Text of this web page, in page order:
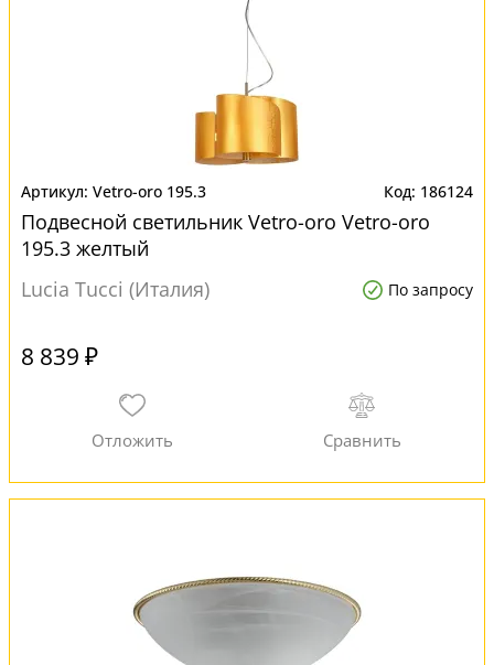
Vetro-oro 195.3 186124
Подвесной светильник Vetro-oro Vetro-oro
195.3 желтый
Lucia Tucci (Италия)
По запросу
8 839 ₽